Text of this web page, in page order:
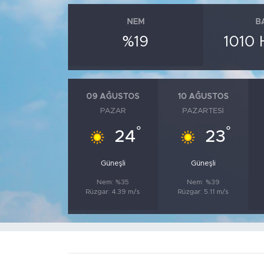
NEM
%19 1010
09 AĞUSTOS
PAZAR
24°
Güneşli
Nem: %35
Rüzgar: 4.39 m/s
10 AĞUSTOS
PAZARTESI
23°
Güneşli
Nem: %39
Rüzgar: 5.11 m/s